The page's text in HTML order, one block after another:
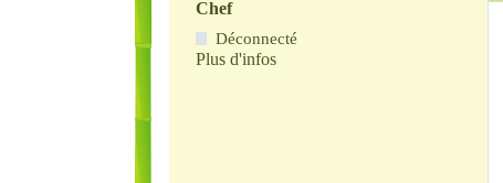
Chef
Déconnecté
Plus d'infos